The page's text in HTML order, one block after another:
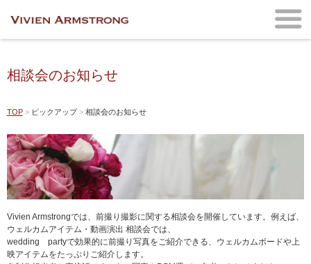
相談会のお知らせ
TOP ピックアップ 相談会のお知らせ
Vivien Armstrongでは、前撮り撮影に関する相談会を開催しています。例えば、
ウェルカムアイテム・動画演出 相談会では、
wedding partyで効果的に前撮り写真をご紹介できる、ウェルカムボードや上
映アイテムをたっぷりご紹介します。